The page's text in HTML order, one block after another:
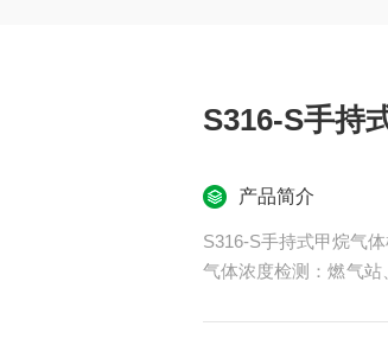
S316-S手持
产品简介
S316-S手持式甲烷气
气体浓度检测：燃气